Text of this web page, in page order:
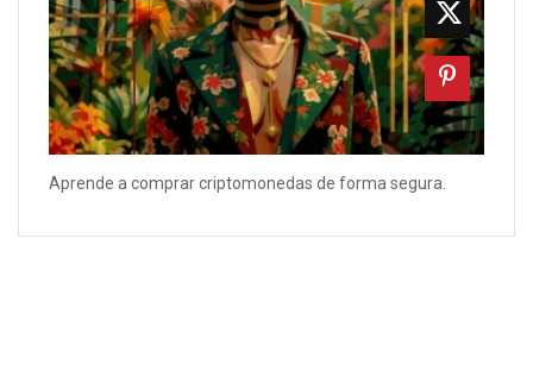
Aprende a comprar criptomonedas de forma segura.